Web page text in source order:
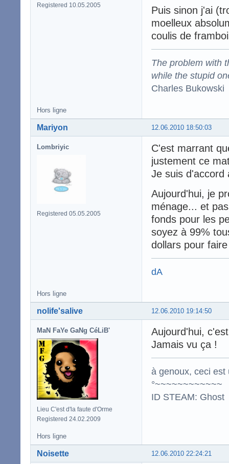
Registered 10.05.2005
Puis sinon j'ai
moelleux
coulis de
The problem with
while the stupid
Charles Bukowski
Hors ligne
12.06.2010 18:50:03
Mariyon
Lombriyic
Registered 05.05.2005
C'est marrant
justement ce
Je suis d'accord
Aujourd'hui, je
ménage... et
fonds pour les
soyez à 99%
dollars pour
dA
Hors ligne
12.06.2010 19:14:50
nolife'salive
MaN FaYe GaNg CéLiB'
Lieu C'est d'la faute d'Orme
Registered 24.02.2009
Aujourd'hui,
Jamais vu ça !
à genoux, ceci est
°~~~~~~~~~~~~
ID STEAM: Ghost
Hors ligne
12.06.2010 22:24:21
Noisette